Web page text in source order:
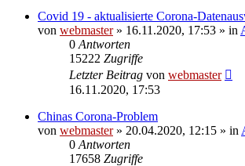
Covid 19 - aktualisierte Corona-
von webmaster» 16.11.2020, 17:53 » in
0 Antworten
15222 Zugriffe
Letzter Beitrag von webmaster
16.11.2020, 17:53
Chinas Corona-Problem
von webmaster» 20.04.2020, 12:15 » in
0 Antworten
17658 Zugriffe